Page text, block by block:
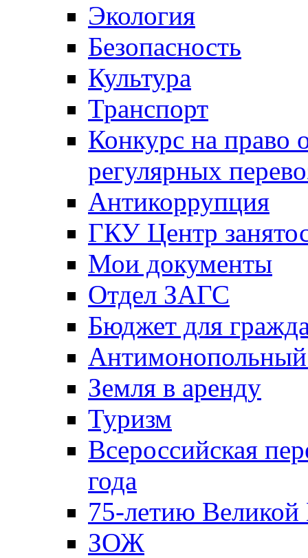
Экология
Безопасность
Культура
Транспорт
Конкурс на право
регулярных
Антикоррупция
ГКУ Центр
Мои документы
Отдел ЗАГС
Бюджет для
Антимонопольный
Земля в аренду
Туризм
Всероссийская
года
75-летию
ЗОЖ